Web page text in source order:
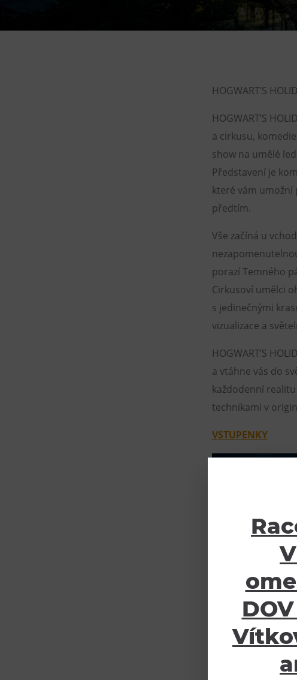
HOGWART’S
HOGWART’S
a cirkusu,
show na umělé
Představení je
které vám umožní
předtím.
Vše začíná u
porazí Temného
Cirkusoví umělci
s jedinečnými
vizualizace a
HOGWART’S
a vtáhne vás do
každodenní
technikami v
VSTUPENKY